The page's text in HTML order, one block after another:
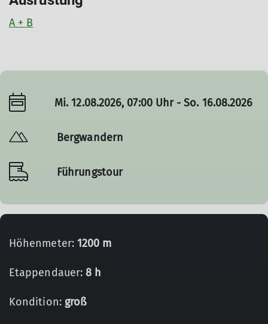
A + B
Mi. 12.08.2026, 07:00 Uhr - So. 16.08.2026
Bergwandern
Führungstour
Höhenmeter: 1200 m
Etappendauer:8 h
Kondition: groß